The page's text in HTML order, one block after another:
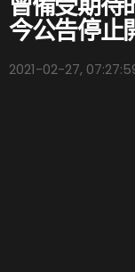
今公告停止
2021-02-27,